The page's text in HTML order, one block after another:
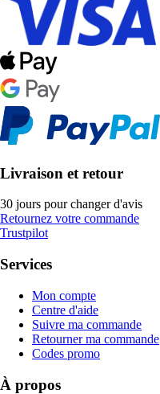
Livraison et retour
30 jours pour changer d'avis
Retournez votre commande
Trustpilot
Services
Mon compte
Centre d'aide
Suivre ma commande
Retourner ma commande
Codes promo
À propos